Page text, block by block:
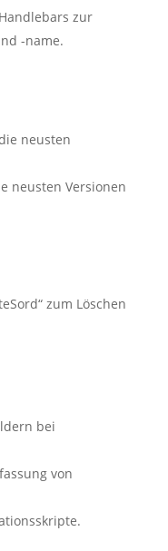
zur
-name.
neusten
neusten Versionen
zum Löschen
bei
von